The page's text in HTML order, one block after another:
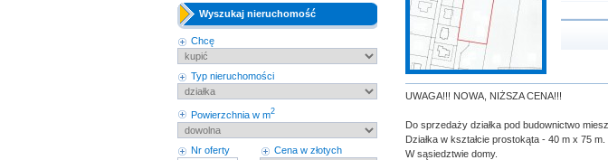
Wyszukaj nieruchomość
Chcę
Typ nieruchomości
Powierzchnia w m2
Nr oferty Cena w złotych
UWAGA!!! NOWA, NIŻSZA CENA!!!
Do sprzedaży działka pod budownictwo
Działka w kształcie prostokąta - 40 m x 75 m.
W sąsiedztwie domy.